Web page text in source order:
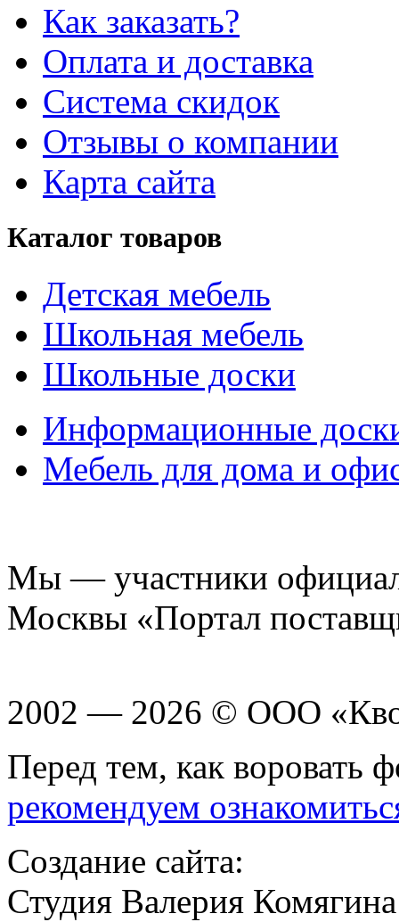
Как заказать?
Оплата и доставка
Система скидок
Отзывы о компании
Карта сайта
Каталог товаров
Детская мебель
Школьная мебель
Школьные доски
Информационные
Мебель для дома и
Мы — участники
Москвы «Портал
2002 — 2026 © ООО
Перед тем, как воровать
рекомендуем
Создание сайта:
Студия Валерия Комягина